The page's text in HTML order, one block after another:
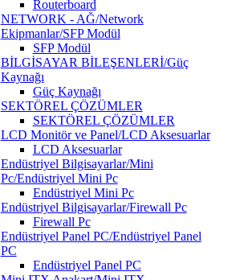
Routerboard
NETWORK - AĞ/Network
Ekipmanlar/SFP Modül
SFP Modül
BİLGİSAYAR BİLEŞENLERİ/Güç
Kaynağı
Güç Kaynağı
SEKTÖREL ÇÖZÜMLER
SEKTÖREL ÇÖZÜMLER
LCD Monitör ve Panel/LCD Aksesuarlar
LCD Aksesuarlar
Endüstriyel Bilgisayarlar/Mini
Pc/Endüstriyel Mini Pc
Endüstriyel Mini Pc
Endüstriyel Bilgisayarlar/Firewall Pc
Firewall Pc
Endüstriyel Panel PC/Endüstriyel Panel
PC
Endüstriyel Panel PC